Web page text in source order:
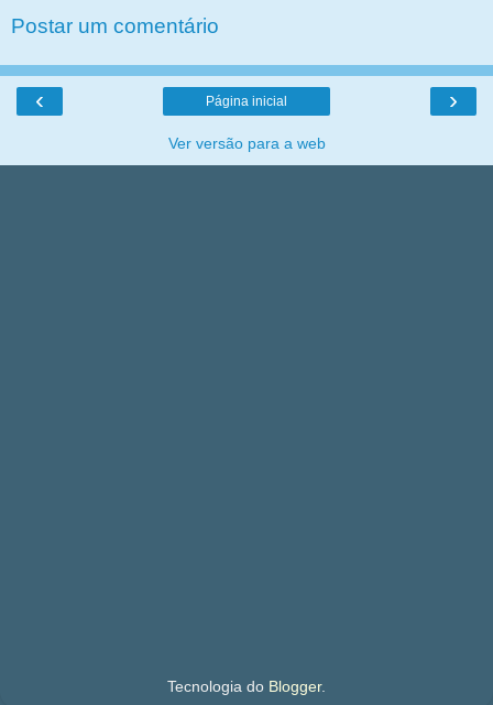
Postar um comentário
‹ ›
Página inicial
Ver versão para a web
Tecnologia do Blogger.